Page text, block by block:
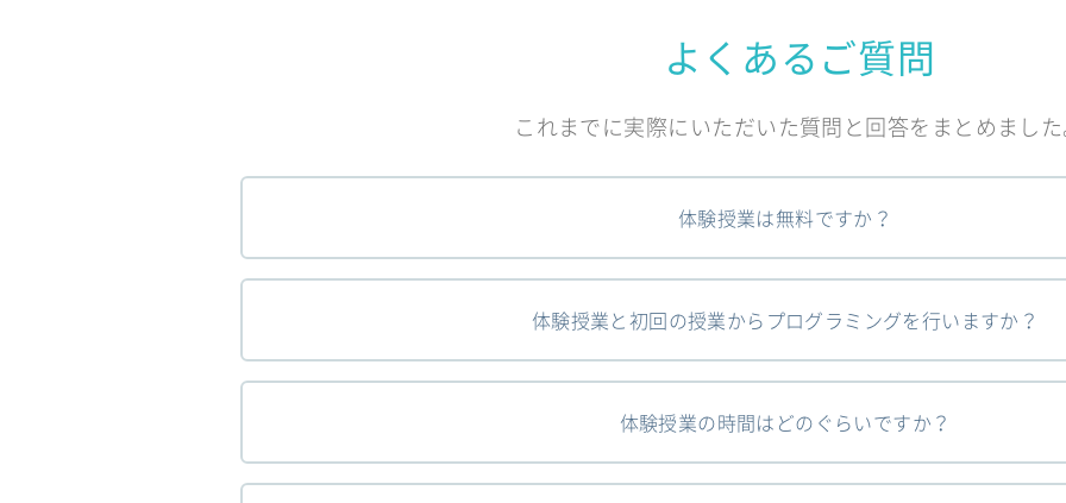
よくあるご質問
これまでに実際にいただいた質問と回答をまとめまし
体験授業は無料ですか？
体験授業と初回の授業からプログラミングを行いますか？
体験授業の時間はどのぐらいですか？